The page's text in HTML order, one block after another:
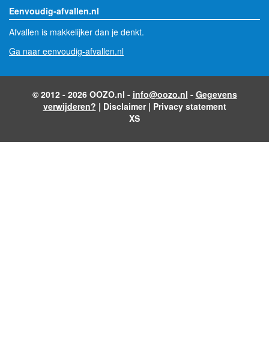
Eenvoudig-afvallen.nl
Afvallen is makkelijker dan je denkt.
Ga naar eenvoudig-afvallen.nl
© 2012 - 2026 OOZO.nl - info@oozo.nl - Gegevens
verwijderen? | Disclaimer| Privacy statement
XS